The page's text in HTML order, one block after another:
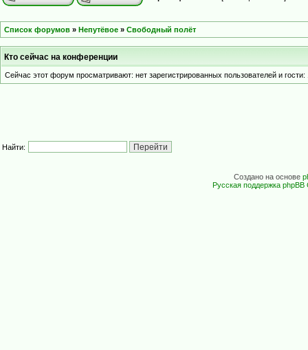
Список форумов » Непутёвое » Свободный полёт
Кто сейчас на конференции
Сейчас этот форум просматривают: нет зарегистрированных пользователей и гости:
Найти:
Создано на основе
Русская поддержка phpBB